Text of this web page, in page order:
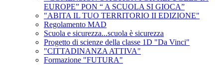
EUROPE” PON “ A SCUOLA SI GIOCA”
"ABITA IL TUO TERRITORIO II EDIZIONE"
Regolamento MAD
Scuola e sicurezza...scuola è sicurezza
Progetto di scienze della classe 1D "Da Vinci"
"CITTADINANZA ATTIVA"
Formazione "FUTURA"